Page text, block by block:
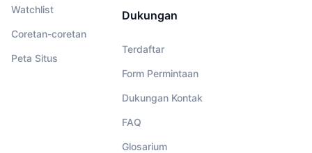
Watchlist
Coretan-coretan
Peta Situs
Dukungan
Terdaftar
Form Permintaan
Dukungan Kontak
FAQ
Glosarium